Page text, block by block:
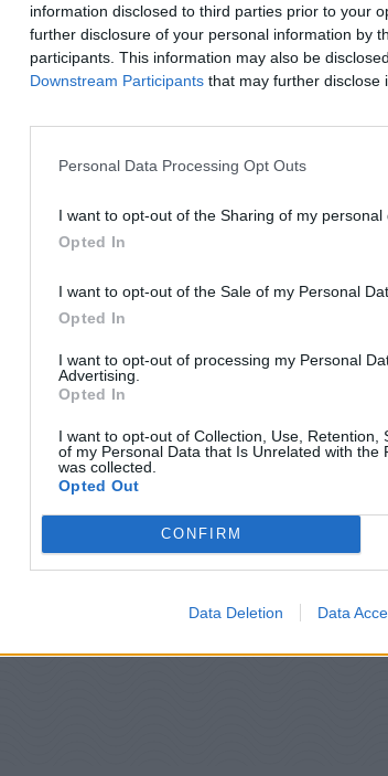
information disclosed to third parties prior to your
further disclosure of your personal information by
participants. This information may also be
Downstream Participants that may further disclose
Personal Data Processing Opt Outs
I want to opt-out of the Sharing of my personal
Opted In
I want to opt-out of the Sale of my Personal
Opted In
I want to opt-out of processing my Personal
Advertising.
Opted In
I want to opt-out of Collection, Use, Retention,
of my Personal Data that Is Unrelated with the
was collected.
Opted Out
CONFIRM
Data Deletion Data